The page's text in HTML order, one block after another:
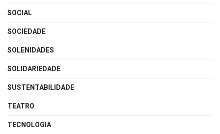
SOCIAL
SOCIEDADE
SOLENIDADES
SOLIDARIEDADE
SUSTENTABILIDADE
TEATRO
TECNOLOGIA